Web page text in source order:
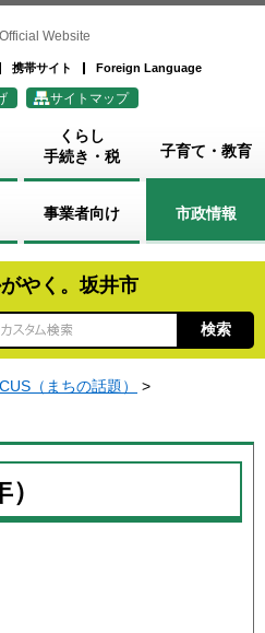
Website
携帯サイト Foreign Language
サイトマップ
くらし
手続き・税
子育て・教育
事業者向け 市政情報
やく。坂井市
（まちの話題）
>